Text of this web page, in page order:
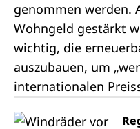
genommen werden.
Wohngeld gestärkt
wichtig, die
auszubauen, um
internationalen